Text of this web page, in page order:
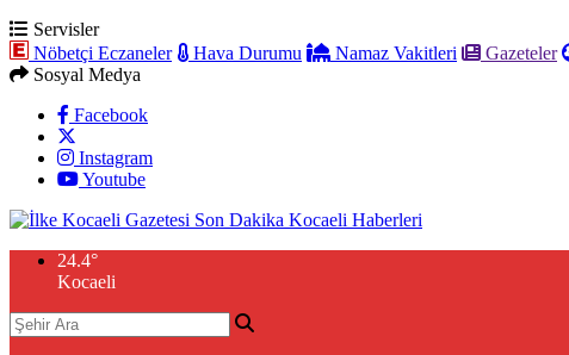
Servisler
Nöbetçi Eczaneler
Hava Durumu Namaz Vakitleri Gazeteler
Sosyal Medya
Facebook
Instagram
Youtube
24.4°
Kocaeli